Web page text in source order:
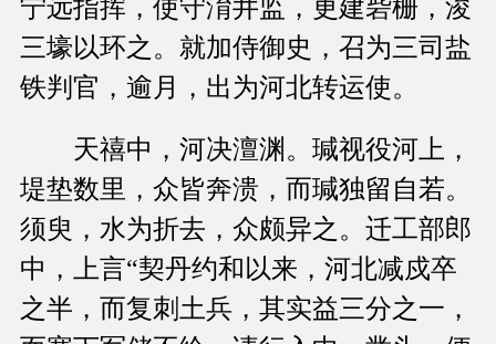
宁远指挥，使守淯井监，更建砦栅，浚
三壕以环之。就加侍御史，召为三司盐
铁判官，逾月，出为河北转运使。
天禧中，河决澶渊。瑊视役河上，
堤垫数里，众皆奔溃，而瑊独留自若。
须臾，水为折去，众颇异之。迁工部郎
中，上言“契丹约和以来，河北减戍卒
之半，而复刺土兵，其实益三分之一，